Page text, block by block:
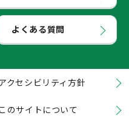
よくある質問
クセシビリティ方針
このサイトについて